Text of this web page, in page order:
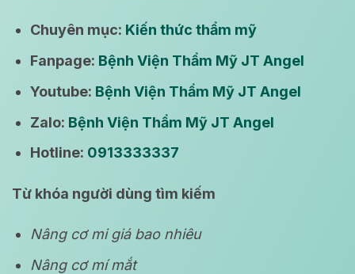
Chuyên mục: Kiến thức thẩm mỹ
Fanpage: Bệnh Viện Thẩm Mỹ JT Angel
Youtube: Bệnh Viện Thẩm Mỹ JT Angel
Zalo: Bệnh Viện Thẩm Mỹ JT Angel
Hotline: 0913333337
Từ khóa người dùng tìm kiếm
Nâng cơ mi giá bao nhiêu
Nâng cơ mí mắt